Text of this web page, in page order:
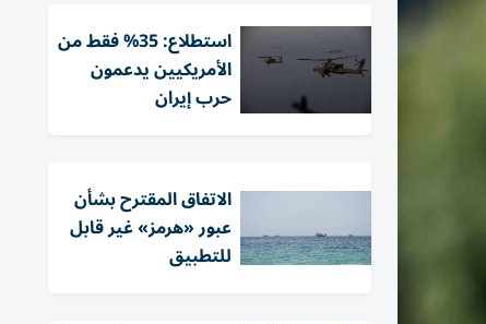
استطلاع: 35% فقط من
الأمريكيين يدعمون
حرب إيران
الاتفاق المقترح بشأن
عبور «هرمز» غير قابل
للتطبيق